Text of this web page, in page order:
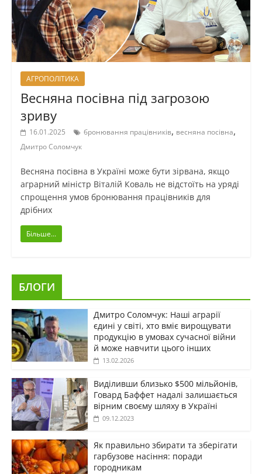
АГРОПОЛІТИКА
Весняна посівна під загрозою
зриву
16.01.2025 бронювання працівників, весняна посівна,
Дмитро Соломчук
Весняна посівна в Україні може бути зірвана, якщо
аграрний міністр Віталій Коваль не відстоїть на уряді
спрощення умов бронювання працівників для
дрібних
Більше...
БЛОГИ
Дмитро Соломчук: Наші аграрії
єдині у світі, хто вміє вирощувати
продукцію в умовах сучасної війни
й може навчити цього інших
13.02.2026
Виділивши близько $500 мільйонів,
Говард Баффет надалі залишається
вірним своєму шляху в Україні
09.12.2023
Як правильно збирати та зберігати
гарбузове насіння: поради
городникам